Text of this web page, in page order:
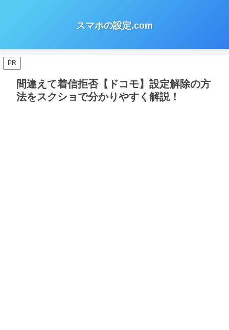
スマホの設定.com
PR
間違えて着信拒否【ドコモ】設定解除の方
法をスクショで分かりやすく解説！